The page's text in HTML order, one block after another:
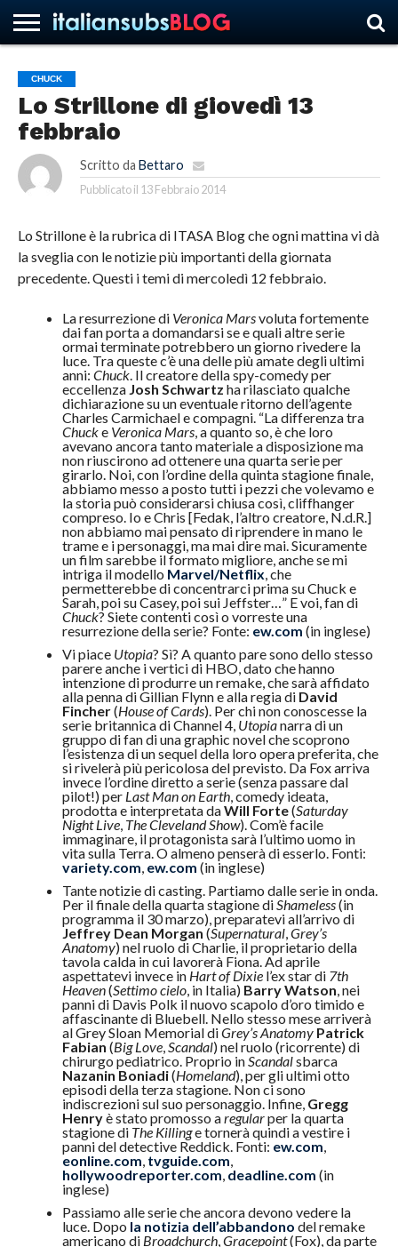
HOME
NEWS
ASCOLTI
RECENSIONI
INTERVISTE
CURIOSITÀ
CHI
SIAMO
CONTATTACI
FORUM
ITALIANSUBS
CHUCK
Lo Strillone di giovedì 13
febbraio
Scritto da Bettaro
Pubblicato il 13 Febbraio 2014
Lo Strillone è la rubrica di ITASA Blog che ogni mattina vi dà
la sveglia con le notizie più importanti della giornata
precedente. Questi i temi di mercoledì 12 febbraio.
La resurrezione di Veronica Marsvoluta fortemente
dai fan porta a domandarsi se e quali altre serie
ormai terminate potrebbero un giorno rivedere la
luce. Tra queste c’è una delle più amate degli ultimi
anni: Chuck. Il creatore della spy-comedy per
eccellenzaJosh Schwartz ha rilasciato qualche
dichiarazione su un eventuale ritorno dell’agente
Charles Carmichael e compagni. “La differenza tra
Chucke Veronica Mars, a quanto so, è che loro
avevano ancora tanto materiale a disposizione ma
non riuscirono ad ottenere una quarta serie per
girarlo. Noi, con l’ordine della quinta stagione finale,
abbiamo messo a posto tutti i pezzi che volevamo e
la storia può considerarsi chiusa così, cliffhanger
compreso. Io e Chris [Fedak, l’altro creatore, N.d.R.]
non abbiamo mai pensato di riprendere in mano le
trame e i personaggi, ma mai dire mai. Sicuramente
un film sarebbe il formato migliore, anche se mi
intriga il modello Marvel/Netflix, che
permetterebbe di concentrarci prima su Chuck e
Sarah, poi su Casey, poi sui Jeffster…” E voi, fan di
Chuck? Siete contenti così o vorreste una
resurrezione della serie? Fonte: ew.com (in inglese)
Vi piace Utopia? Sì? A quanto pare sono dello stesso
parere anche i vertici di HBO, dato che hanno
intenzione di produrre un remake, che sarà affidato
alla penna di Gillian Flynn e alla regia di David
Fincher(House of Cards). Per chi non conoscesse la
serie britannica di Channel 4, Utopianarra di un
gruppo di fan di una graphic novel che scoprono
l’esistenza di un sequel della loro opera preferita, che
si rivelerà più pericolosa del previsto. Da Fox arriva
invece l’ordine diretto a serie (senza passare dal
pilot!) per Last Man on Earth, comedy ideata,
prodotta e interpretata daWill Forte(Saturday
Night Live, The Cleveland Show). Com’è facile
immaginare, il protagonista sarà l’ultimo uomo in
vita sulla Terra. O almeno penserà di esserlo. Fonti:
variety.com, ew.com (in inglese)
Tante notizie di casting. Partiamo dalle serie in onda.
Per il finale della quarta stagione diShameless(in
programma il 30 marzo), preparatevi all’arrivo di
Jeffrey Dean Morgan (Supernatural,Grey’s
Anatomy) nel ruolo di Charlie, il proprietario della
tavola calda in cui lavorerà Fiona. Ad aprile
aspettatevi invece in Hart of Dixiel’ex star di 7th
Heaven(Settimo cielo, in Italia) Barry Watson, nei
panni di Davis Polk il nuovo scapolo d’oro timido e
affascinante di Bluebell. Nello stesso mese arriverà
al Grey Sloan Memorial diGrey’s Anatomy Patrick
Fabian (Big Love,Scandal) nel ruolo (ricorrente) di
chirurgo pediatrico. Proprio inScandalsbarca
Nazanin Boniadi(Homeland), per gli ultimi otto
episodi della terza stagione. Non ci sono
indiscrezioni sul suo personaggio. Infine, Gregg
Henryè stato promosso aregularper la quarta
stagione di The Killinge tornerà quindi a vestire i
panni del detective Reddick. Fonti: ew.com,
eonline.com, tvguide.com,
hollywoodreporter.com, deadline.com (in
inglese)
Passiamo alle serie che ancora devono vedere la
luce. Dopo la notizia dell’abbandono del remake
americano di Broadchurch,Gracepoint(Fox), da parte